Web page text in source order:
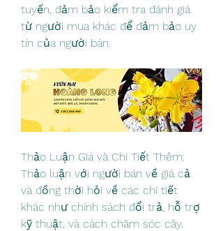
tuyến, đảm bảo kiểm tra đánh giá
từ người mua khác để đảm bảo uy
tín của người bán.
Thảo Luận Giá và Chi Tiết Thêm:
Thảo luận với người bán về giá cả
và đồng thời hỏi về các chi tiết
khác như chính sách đổi trả, hỗ trợ
kỹ thuật, và cách chăm sóc cây.